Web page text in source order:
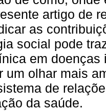
artigo de
as
social pode
em
um olhar mais
de
da saúde.